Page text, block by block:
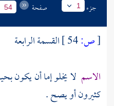
جزء 1 صفحة 54
[ص:
القسمة الرابعة
الاسم لا يخلو إما أن يكون
كثيرون أو يصح .